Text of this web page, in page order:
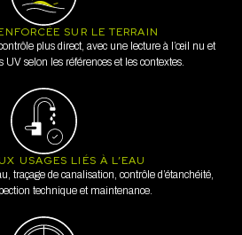
SUR LE TERRAIN
plus direct, avec une lecture à l’œil nu et
UV selon les références et les contextes.
USAGES LIÉS À L’EAU
traçage de canalisation, contrôle d’étanchéité,
technique et maintenance.